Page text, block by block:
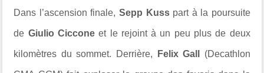
Dans l’ascension finale, Sepp Kuss part à la poursuite
de Giulio Cicconeet le rejoint à un peu plus de deux
kilomètres du sommet. Derrière, Felix Gall (Decathlon